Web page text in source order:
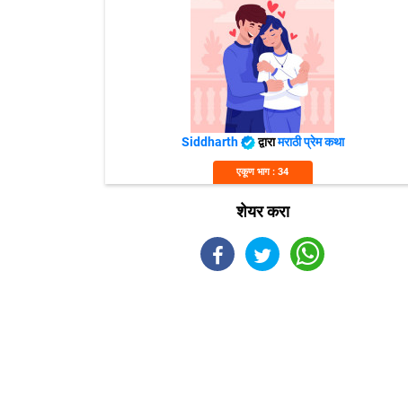
Siddharth द्वारामराठी प्रेम कथा
एकूण भाग : 34
शेयर करा